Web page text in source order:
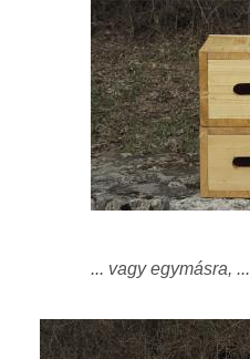
... vagy egymásra, ...